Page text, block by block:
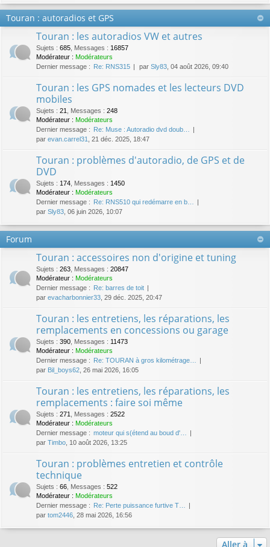
Touran : autoradios et GPS
Touran : les autoradios VW et autres
Sujets : 685 Messages : 16857
Modérateur : Modérateurs
Dernier message : Re: RNS315 par Sly83 , 04 août 2026, 09:40
Touran : les GPS nomades et les lecteurs DVD
mobiles
Sujets : 21 Messages : 248
Modérateur : Modérateurs
Dernier message : Re: Muse : Autoradio dvd doub…
par evan.carrel31 , 21 déc. 2025, 18:47
Touran : problèmes d'autoradio, de GPS et de
DVD
Sujets : 174 Messages : 1450
Modérateur : Modérateurs
Dernier message : Re: RNS510 qui redémarre en b…
par Sly83 , 06 juin 2026, 10:07
Forum
Touran : accessoires non d'origine et tuning
Sujets : 263 Messages : 20847
Modérateur : Modérateurs
Dernier message : Re: barres de toit
par evacharbonnier33 , 29 déc. 2025, 20:47
Touran : les entretiens, les réparations, les
remplacements en concessions ou garage
Sujets : 390 Messages : 11473
Modérateur : Modérateurs
Dernier message : Re: TOURAN à gros kilométrage…
par Bil_boys62 , 26 mai 2026, 16:05
Touran : les entretiens, les réparations, les
remplacements : faire soi même
Sujets : 271 Messages : 2522
Modérateur : Modérateurs
Dernier message : moteur qui s(étend au boud d'…
par Timbo , 10 août 2026, 13:25
Touran : problèmes entretien et contrôle
technique
Sujets : 66 Messages : 522
Modérateur : Modérateurs
Dernier message : Re: Perte puissance furtive T…
par tom2446 , 28 mai 2026, 16:56
Aller à